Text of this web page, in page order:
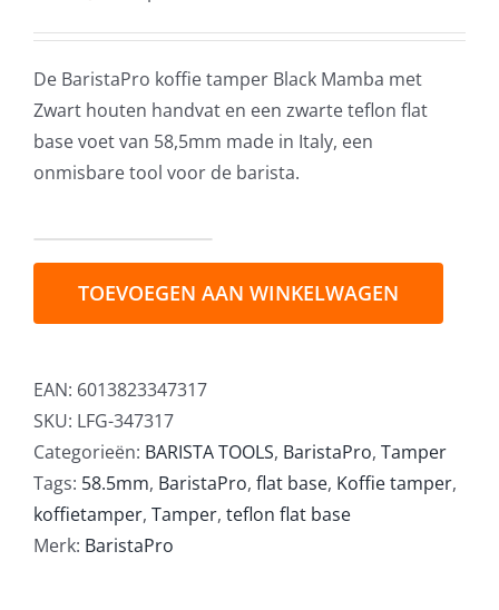
De BaristaPro koffie tamper Black Mamba met
Zwart houten handvat en een zwarte teflon flat
base voet van 58,5mm made in Italy, een
onmisbare tool voor de barista.
Tamper
Teflon
Flat
Base
58,5mm
aantal
TOEVOEGEN AAN WINKELWAGEN
EAN: 6013823347317
SKU: LFG-347317
Categorieën: BARISTA TOOLS, BaristaPro, Tamper
Tags: 58.5mm, BaristaPro, flat base, Koffie tamper,
koffietamper, Tamper, teflon flat base
Merk: BaristaPro